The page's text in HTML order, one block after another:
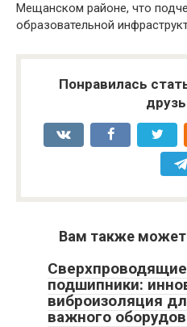
Мещанском районе, что
образовательной
Понравилась
Вам также может
подшипники:
виброизоляция
важного